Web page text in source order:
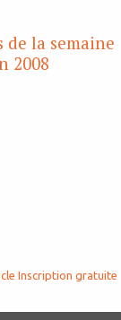
de la semaine
2008
Inscription gratuite